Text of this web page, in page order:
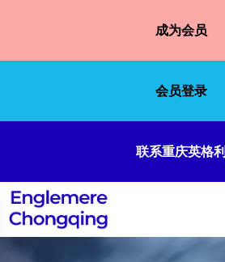
成为会员
会员登录
联系重庆英格利